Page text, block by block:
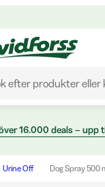
efter produkter eller
16.000 deals – upp
Urine Off Dog Spray 500